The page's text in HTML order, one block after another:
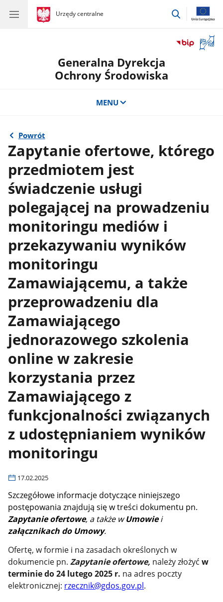
gov.pl
Urzędy centralne
gov.pl
Urzędy
przejdź
okno
Generalna Dyrekcja
Ochrony Środowiska
MENU
Powrót
Zapytanie ofertowe, którego
przedmiotem jest
świadczenie usługi
polegającej na prowadzeniu
monitoringu mediów i
przekazywaniu wyników
monitoringu
Zamawiającemu, a także
przeprowadzeniu dla
Zamawiającego
jednorazowego szkolenia
online w zakresie
korzystania przez
Zamawiającego z
funkcjonalności związanych
z udostępnianiem wyników
monitoringu
17.02.2025
Szczegółowe informacje dotyczące niniejszego
postępowania znajdują się w treści dokumentu pn.
Zapytanie ofertowe, a także wUmowiei
załącznikach do Umowy.
Ofertę, w formie i na zasadach określonych w
dokumencie pn.Zapytanie ofertowe, należy złożyćw
terminie do 24 lutego 2025 r. na adres poczty
elektronicznej: rzecznik@gdos.gov.pl.